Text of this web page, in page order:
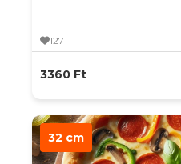
127
3360 Ft
32 cm